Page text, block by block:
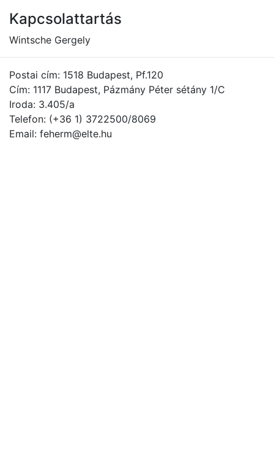
Kapcsolattartás
Wintsche Gergely
Postai cím: 1518 Budapest, Pf.120
Cím: 1117 Budapest, Pázmány Péter sétány 1/C
Iroda: 3.405/a
Telefon: (+36 1) 3722500/8069
Email: feherm@elte.hu